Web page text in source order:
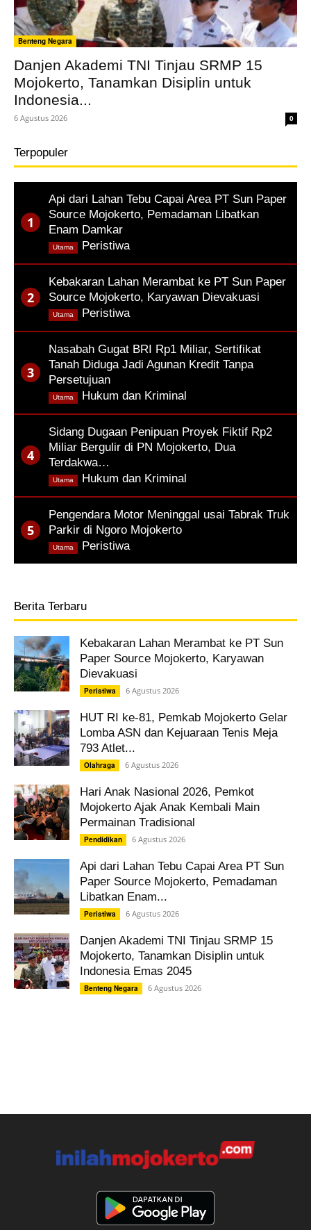
Benteng Negara
Danjen Akademi TNI Tinjau SRMP 15
Mojokerto, Tanamkan Disiplin untuk
Indonesia...
6 Agustus 2026 0
Terpopuler
Api dari Lahan Tebu Capai Area PT Sun Paper
Source Mojokerto, Pemadaman Libatkan
Enam Damkar
Peristiwa
Utama
Kebakaran Lahan Merambat ke PT Sun Paper
Source Mojokerto, Karyawan Dievakuasi
Peristiwa
Utama
Nasabah Gugat BRI Rp1 Miliar, Sertifikat
Tanah Diduga Jadi Agunan Kredit Tanpa
Persetujuan
Hukum dan Kriminal
Utama
Sidang Dugaan Penipuan Proyek Fiktif Rp2
Miliar Bergulir di PN Mojokerto, Dua
Terdakwa…
Hukum dan Kriminal
Utama
Pengendara Motor Meninggal usai Tabrak Truk
Parkir di Ngoro Mojokerto
Peristiwa
Utama
Berita Terbaru
Kebakaran Lahan Merambat ke PT Sun
Paper Source Mojokerto, Karyawan
Dievakuasi
Peristiwa 6 Agustus 2026
HUT RI ke-81, Pemkab Mojokerto Gelar
Lomba ASN dan Kejuaraan Tenis Meja
793 Atlet...
Olahraga 6 Agustus 2026
Hari Anak Nasional 2026, Pemkot
Mojokerto Ajak Anak Kembali Main
Permainan Tradisional
Pendidikan 6 Agustus 2026
Api dari Lahan Tebu Capai Area PT Sun
Paper Source Mojokerto, Pemadaman
Libatkan Enam...
Peristiwa 6 Agustus 2026
Danjen Akademi TNI Tinjau SRMP 15
Mojokerto, Tanamkan Disiplin untuk
Indonesia Emas 2045
Benteng Negara 6 Agustus 2026